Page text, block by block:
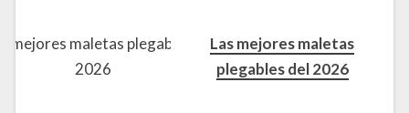
Las mejores maletas
plegables del 2026